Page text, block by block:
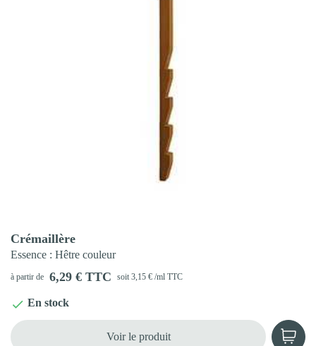
Crémaillère
Essence : Hêtre couleur
à partir de 6,29 € TTC soit 3,15 € /ml TTC
 En stock
Voir le produit